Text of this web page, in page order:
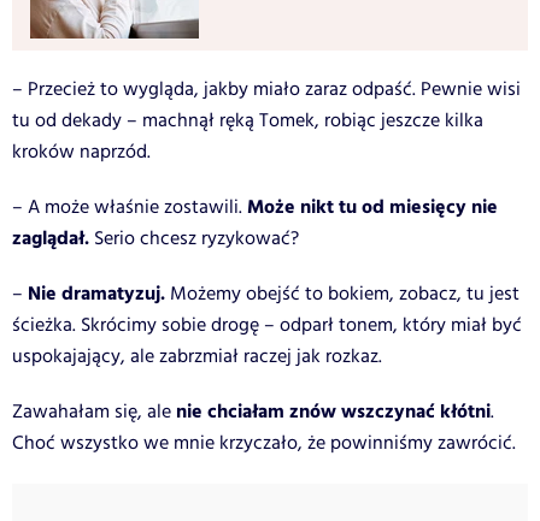
– Przecież to wygląda, jakby miało zaraz odpaść. Pewnie wisi
tu od dekady – machnął ręką Tomek, robiąc jeszcze kilka
kroków naprzód.
– A może właśnie zostawili.Może nikt tu od miesięcy nie
zaglądał. Serio chcesz ryzykować?
– Nie dramatyzuj. Możemy obejść to bokiem, zobacz, tu jest
ścieżka. Skrócimy sobie drogę – odparł tonem, który miał być
uspokajający, ale zabrzmiał raczej jak rozkaz.
Zawahałam się, ale nie chciałam znów wszczynać kłótni.
Choć wszystko we mnie krzyczało, że powinniśmy zawrócić.